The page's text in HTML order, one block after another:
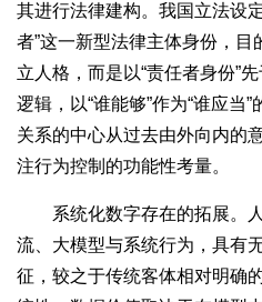
其进行法律建构。我国立法设
者”这一新型法律主体身份，
立人格，而是以“责任者身份”
逻辑，以“谁能够”作为“谁应当
关系的中心从过去由外向内的
注行为控制的功能性考量。
系统化数字存在的拓展。人
流、大模型与系统行为，具有
征，较之于传统客体相对明确